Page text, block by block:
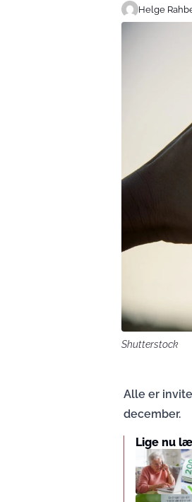
Helge
Shutterstock
Alle er
december.
Lige nu